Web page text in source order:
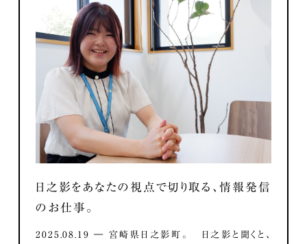
日之影をあなたの視点で切り取る、情報発信
のお仕事。
2025.08.19 ― 宮崎県日之影町。 日之影と聞くと、